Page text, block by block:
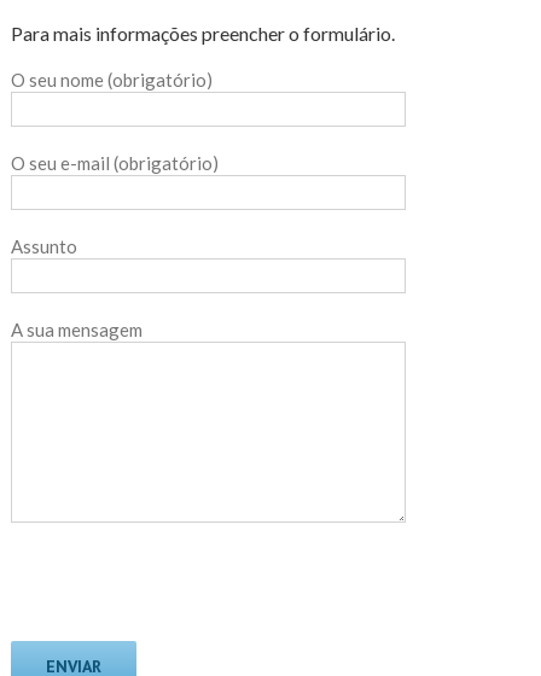
Para mais informações preencher o formulário.
O seu nome (obrigatório)
O seu e-mail (obrigatório)
Assunto
A sua mensagem